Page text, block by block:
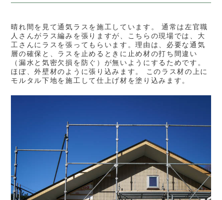
晴れ間を見て通気ラスを施工しています。 通常は左官職
人さんがラス編みを張りますが、こちらの現場では、大
工さんにラスを張ってもらいます。理由は、必要な通気
層の確保と、ラスを止めるときに止め材の打ち間違い
（漏水と気密欠損を防ぐ）が無いようにするためです。
ほぼ、外壁材のように張り込みます。 このラス材の上に
モルタル下地を施工して仕上げ材を塗り込みます。